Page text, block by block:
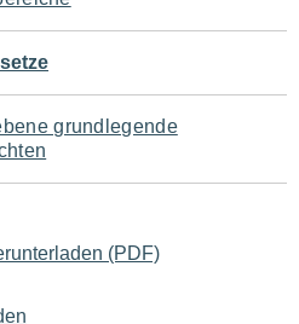
grundlegende
(PDF)